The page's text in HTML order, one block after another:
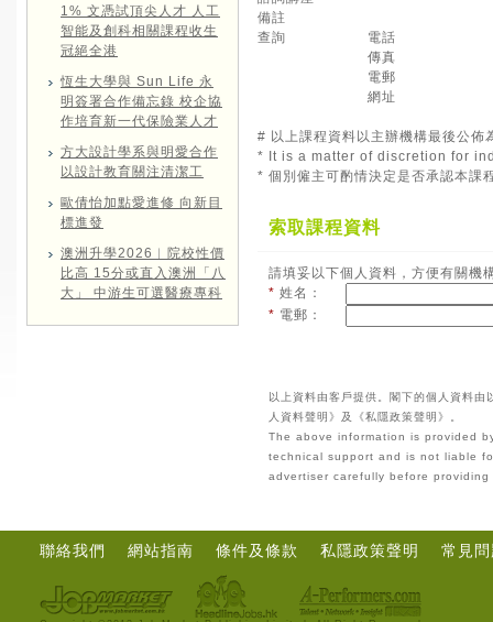
1% 文憑試頂尖人才 人工
智能及創科相關課程收生
冠絕全港
恆生大學與 Sun Life 永
明簽署合作備忘錄 校企協
作培育新一代保險業人才
方大設計學系與明愛合作
以設計教育關注清潔工
歐倩怡加點愛進修 向新目
標進發
澳洲升學2026︱院校性價
比高 15分或直入澳洲「八
大」 中游生可選醫療專科
備註
查詢
電話
傳真
電郵
網址
# 以上課程資料以主辦機構最後公佈
* It is a matter of discretion for
* 個別僱主可酌情決定是否承認本課
索取課程資料
請填妥以下個人資料，方便有關機
* 姓名：
* 電郵：
以上資料由客戶提供。閣下的個人資料
人資料聲明》及《私隱政策聲明》。
The above information is provided
technical support and is not liable
advertiser carefully before
聯絡我們 網站指南 條件及條款 私隱政策聲明 常見